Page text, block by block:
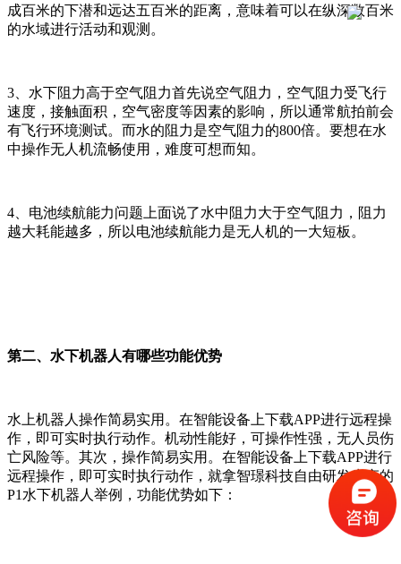
成百米的下潜和远达五百米的距离，意味着可以在纵深数百米
的水域进行活动和观测。
3、水下阻力高于空气阻力首先说空气阻力，空气阻力受飞行
速度，接触面积，空气密度等因素的影响，所以通常航拍前会
有飞行环境测试。而水的阻力是空气阻力的800倍。要想在水
中操作无人机流畅使用，难度可想而知。
4、电池续航能力问题上面说了水中阻力大于空气阻力，阻力
越大耗能越多，所以电池续航能力是无人机的一大短板。
第二、水下机器人有哪些功能优势
水上机器人操作简易实用。在智能设备上下载APP进行远程操
作，即可实时执行动作。机动性能好，可操作性强，无人员伤
亡风险等。其次，操作简易实用。在智能设备上下载APP进行
远程操作，即可实时执行动作，就拿智璟科技自由研发生产的
P1水下机器人举例，功能优势如下：